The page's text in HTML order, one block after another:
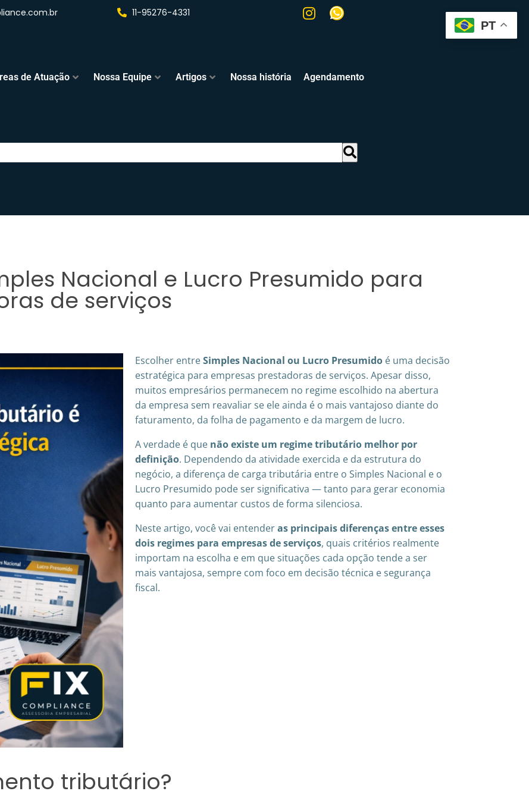
11-95276-4331
de Atuação Nossa Equipe Artigos Nossa história Agendamento
Nacional e Lucro Presumido para
de serviços
Escolher entreSimples Nacional ou Lucro Presumido é uma decisão
estratégica para empresas prestadoras de serviços. Apesar disso,
muitos empresários permanecem no regime escolhido na abertura
da empresa sem reavaliar se ele ainda é o mais vantajoso diante do
faturamento, da folha de pagamento e da margem de lucro.
A verdade é que não existe um regime tributário melhor por
definição. Dependendo da atividade exercida e da estrutura do
negócio, a diferença de carga tributária entre o Simples Nacional e o
Lucro Presumido pode ser significativa — tanto para gerar economia
quanto para aumentar custos de forma silenciosa.
Neste artigo, você vai entenderas principais diferenças entre esses
dois regimes para empresas de serviços, quais critérios realmente
importam na escolha e em que situações cada opção tende a ser
mais vantajosa, sempre com foco em decisão técnica e segurança
fiscal.
tributário?
PT